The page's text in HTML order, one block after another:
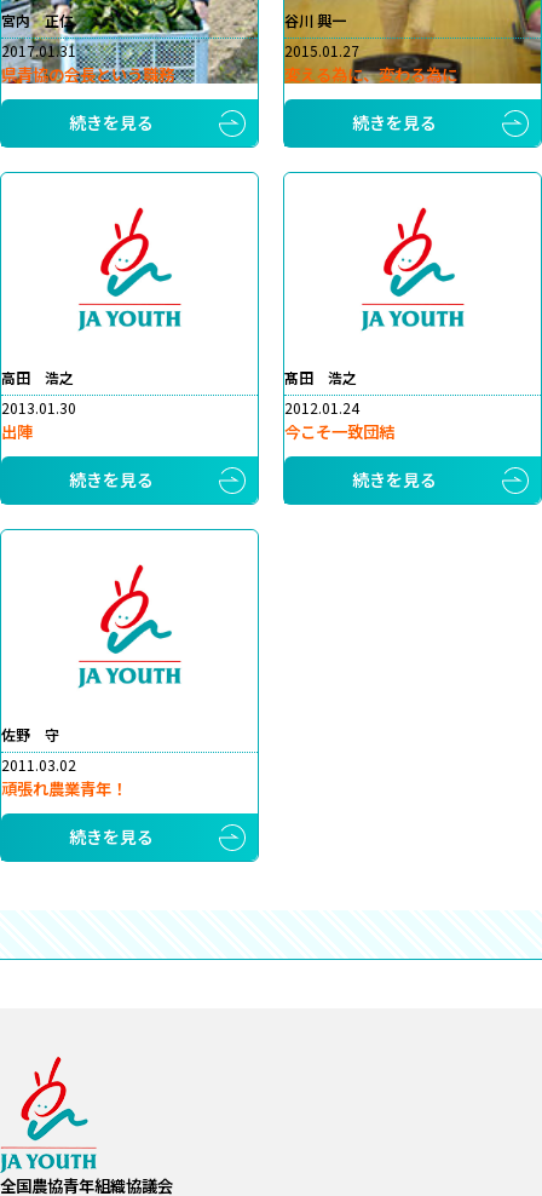
宮内 正仁
2017.01.31
県青協の会長という職務
続きを見る
谷川 興一
2015.01.27
変える為に、変わる為に
続きを見る
高田 浩之
2013.01.30
出陣
続きを見る
髙田 浩之
2012.01.24
今こそ一致団結
続きを見る
佐野 守
2011.03.02
頑張れ農業青年！
続きを見る
全国農協青年組織協議会